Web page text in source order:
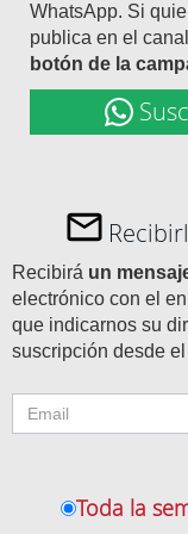
WhatsApp. Si
publica en el
botón de la
Recibirá un
electrónico con el
que indicarnos su
suscripción desde
Toda la